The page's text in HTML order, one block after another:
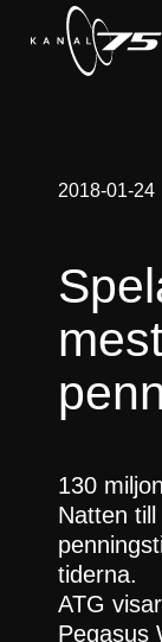
2018-01-24
mest
130
Natten
tiderna.
ATG
Pegasus